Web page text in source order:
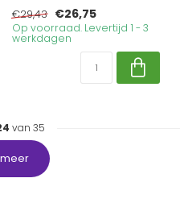
€29,43 €26,75
Op voorraad. Levertijd 1 - 3
werkdagen
van 35